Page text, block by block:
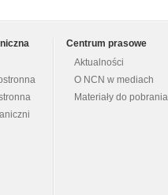
Centrum prasowe
Aktualności
O NCN w mediach
Materiały do pobrania